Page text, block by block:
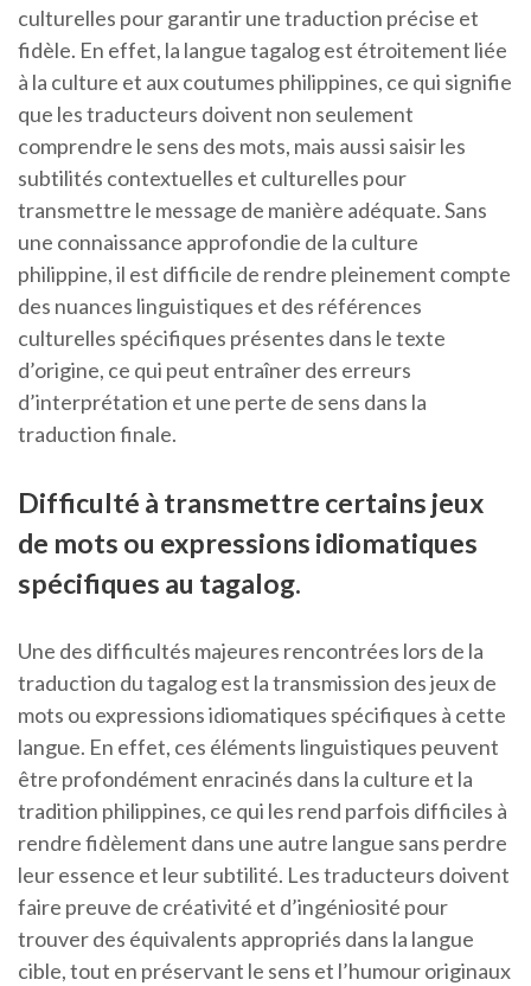
culturelles pour garantir une traduction précise et
fidèle. En effet, la langue tagalog est étroitement liée
à la culture et aux coutumes philippines, ce qui signifie
que les traducteurs doivent non seulement
comprendre le sens des mots, mais aussi saisir les
subtilités contextuelles et culturelles pour
transmettre le message de manière adéquate. Sans
une connaissance approfondie de la culture
philippine, il est difficile de rendre pleinement compte
des nuances linguistiques et des références
culturelles spécifiques présentes dans le texte
d’origine, ce qui peut entraîner des erreurs
d’interprétation et une perte de sens dans la
traduction finale.
Difficulté à transmettre certains jeux
de mots ou expressions idiomatiques
spécifiques au tagalog.
Une des difficultés majeures rencontrées lors de la
traduction du tagalog est la transmission des jeux de
mots ou expressions idiomatiques spécifiques à cette
langue. En effet, ces éléments linguistiques peuvent
être profondément enracinés dans la culture et la
tradition philippines, ce qui les rend parfois difficiles à
rendre fidèlement dans une autre langue sans perdre
leur essence et leur subtilité. Les traducteurs doivent
faire preuve de créativité et d’ingéniosité pour
trouver des équivalents appropriés dans la langue
cible, tout en préservant le sens et l’humour originaux